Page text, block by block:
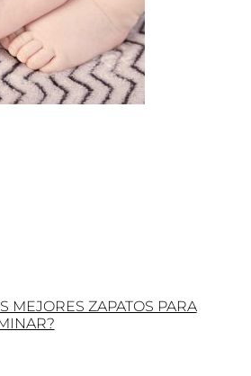
MEJORES ZAPATOS PARA